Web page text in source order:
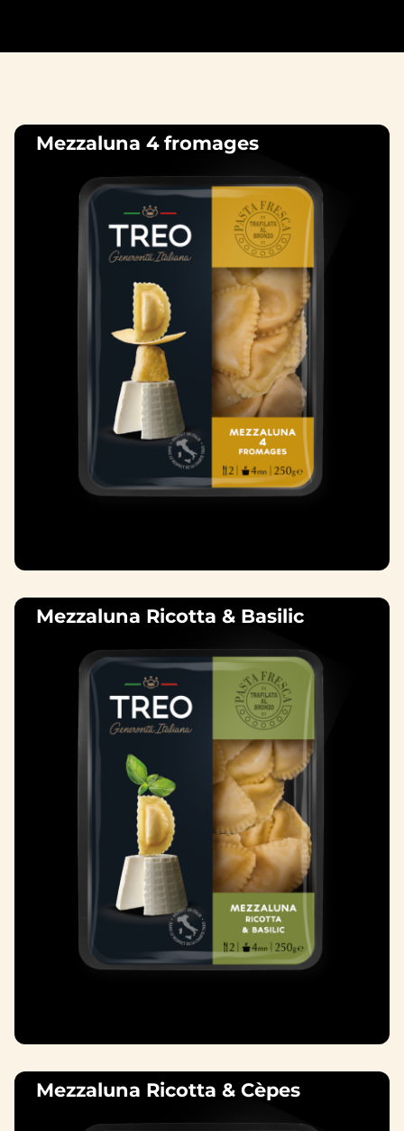
Mezzaluna 4 fromages
Mezzaluna Ricotta & Basilic
Mezzaluna Ricotta & Cèpes